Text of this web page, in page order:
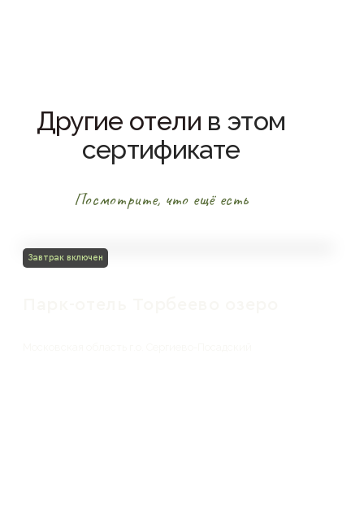
Другие отели в этом
сертификате
Посмотрите, что ещё есть
Завтрак включен